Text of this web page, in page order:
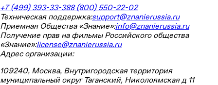
+7 (499) 393-33-388 (800) 550-22-02
Техническая поддержка:support@znanierussia.ru
Приемная Общества «Знание»:info@znanierussia.ru
Получение прав на фильмы Российского общества
«Знание»:license@znanierussia.ru
Адрес организации:
109240, Москва, Внутригородская территория
муниципальный округ Таганский, Николоямская д 11